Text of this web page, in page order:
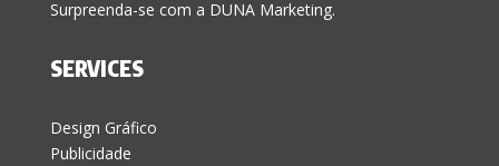
Surpreenda-se com a DUNA Marketing.
SERVICES
Design Gráfico
Publicidade